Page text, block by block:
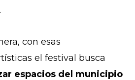
con esas
el festival busca
espacios del municipio